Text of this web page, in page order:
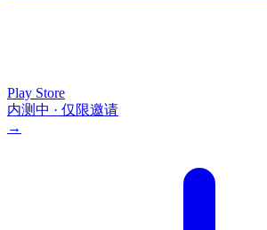
Play Store
内测中 · 仅限邀请
→